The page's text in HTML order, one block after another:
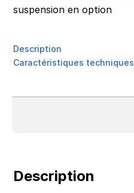
suspension en option
Description
Caractéristiques techniques
Description